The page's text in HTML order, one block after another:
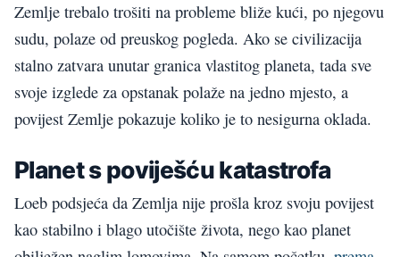
Zemlje trebalo trošiti na probleme bliže kući, po njegovu
sudu, polaze od preuskog pogleda. Ako se civilizacija
stalno zatvara unutar granica vlastitog planeta, tada sve
svoje izglede za opstanak polaže na jedno mjesto, a
povijest Zemlje pokazuje koliko je to nesigurna oklada.
Planet s poviješću katastrofa
Loeb podsjeća da Zemlja nije prošla kroz svoju povijest
kao stabilno i blago utočište života, nego kao planet